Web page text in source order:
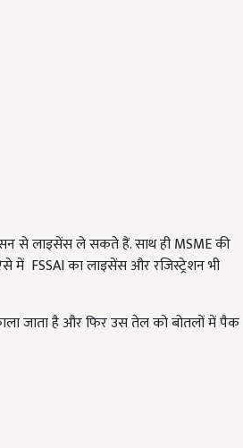
से लाइसेंस ले सकते हैं. साथ ही MSME की
में FSSAI का लाइसेंस और रजिस्ट्रेशन भी
जाता है और फिर उस तेल को बोतलों में पैक